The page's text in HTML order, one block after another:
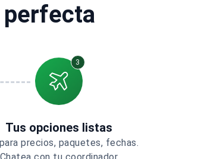
perfecta
3
Tus opciones listas
precios, paquetes, fechas.